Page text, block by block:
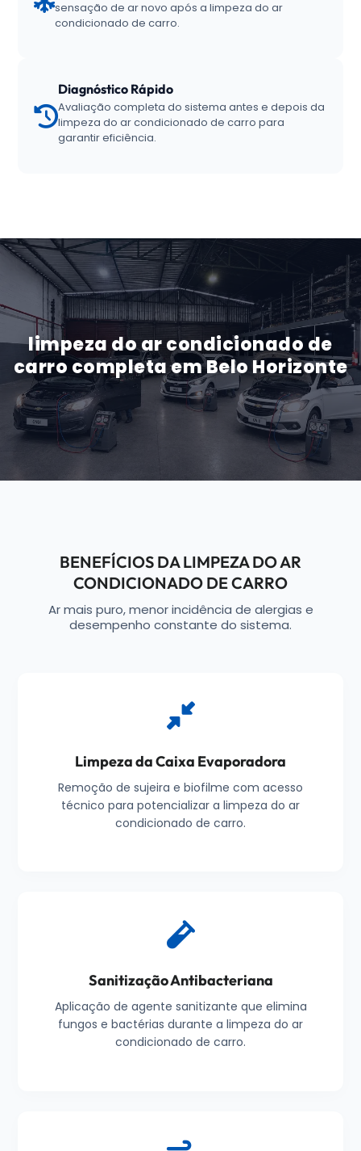
sensação de ar novo após a limpeza do ar
condicionado de carro.
Diagnóstico Rápido
Avaliação completa do sistema antes e depois da
limpeza do ar condicionado de carro para
garantir eficiência.
limpeza do ar condicionado de
carro completa em Belo Horizonte
BENEFÍCIOS DA LIMPEZA DO AR
CONDICIONADO DE CARRO
Ar mais puro, menor incidência de alergias e
desempenho constante do sistema.
Limpeza da Caixa Evaporadora
Remoção de sujeira e biofilme com acesso
técnico para potencializar a limpeza do ar
condicionado de carro.
Sanitização Antibacteriana
Aplicação de agente sanitizante que elimina
fungos e bactérias durante a limpeza do ar
condicionado de carro.